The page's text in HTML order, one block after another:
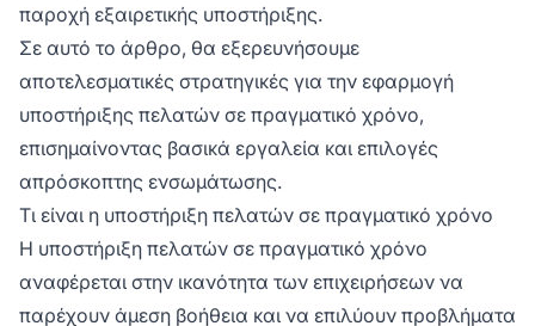
παροχή εξαιρετικής υποστήριξης.
Σε αυτό το άρθρο, θα εξερευνήσουμε
αποτελεσματικές στρατηγικές για την εφαρμογή
υποστήριξης πελατών σε πραγματικό χρόνο,
επισημαίνοντας βασικά εργαλεία και επιλογές
απρόσκοπτης ενσωμάτωσης.
Τι είναι η υποστήριξη πελατών σε πραγματικό χρόνο
Η υποστήριξη πελατών σε πραγματικό χρόνο
αναφέρεται στην ικανότητα των επιχειρήσεων να
παρέχουν άμεση βοήθεια και να επιλύουν προβλήματα